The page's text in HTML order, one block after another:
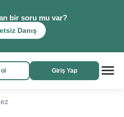
bir soru mu var?
Danış
ol Giriş Yap